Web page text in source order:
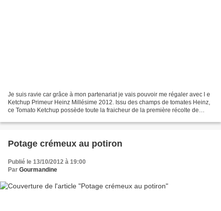
Je suis ravie car grâce à mon partenariat je vais pouvoir me régaler avec l e
Ketchup Primeur Heinz Millésime 2012. Issu des champs de tomates Heinz,
ce Tomato Ketchup possède toute la fraicheur de la première récolte de
Potage crémeux au potiron
Publié le 13/10/2012 à 19:00
Par Gourmandine